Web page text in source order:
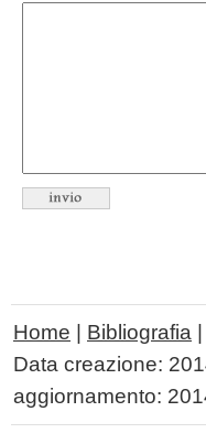
Home Bibliografia
Data creazione:
aggiornamento: